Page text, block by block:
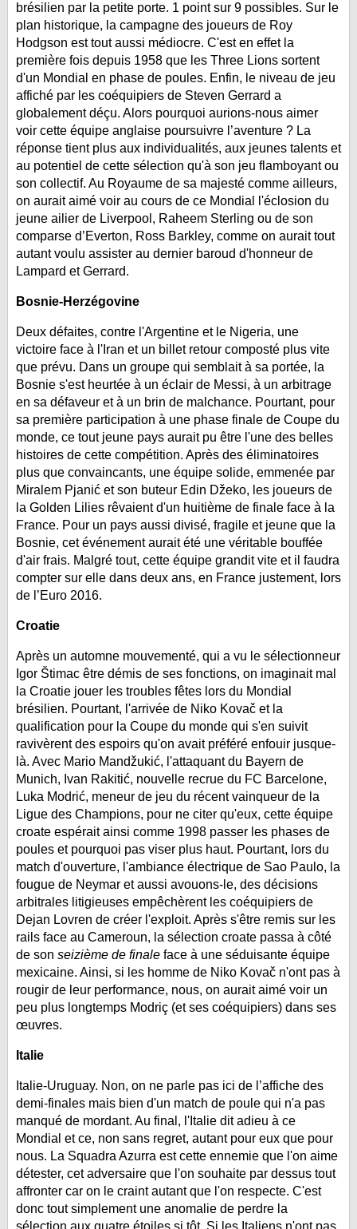
brésilien par la petite porte. 1 point sur 9 possibles. Sur le
plan historique, la campagne des joueurs de Roy
Hodgson est tout aussi médiocre. C'est en effet la
première fois depuis 1958 que les Three Lions sortent
d'un Mondial en phase de poules. Enfin, le niveau de jeu
affiché par les coéquipiers de Steven Gerrard a
globalement déçu. Alors pourquoi aurions-nous aimer
voir cette équipe anglaise poursuivre l’aventure ? La
réponse tient plus aux individualités, aux jeunes talents et
au potentiel de cette sélection qu'à son jeu flamboyant ou
son collectif. Au Royaume de sa majesté comme ailleurs,
on aurait aimé voir au cours de ce Mondial l'éclosion du
jeune ailier de Liverpool, Raheem Sterling ou de son
comparse d’Everton, Ross Barkley, comme on aurait tout
autant voulu assister au dernier baroud d'honneur de
Lampard et Gerrard.
Bosnie-Herzégovine
Deux défaites, contre l'Argentine et le Nigeria, une
victoire face à l'Iran et un billet retour composté plus vite
que prévu. Dans un groupe qui semblait à sa portée, la
Bosnie s'est heurtée à un éclair de Messi, à un arbitrage
en sa défaveur et à un brin de malchance. Pourtant, pour
sa première participation à une phase finale de Coupe du
monde, ce tout jeune pays aurait pu être l'une des belles
histoires de cette compétition. Après des éliminatoires
plus que convaincants, une équipe solide, emmenée par
Miralem Pjanić et son buteur Edin Džeko, les joueurs de
la Golden Lilies rêvaient d'un huitième de finale face à la
France. Pour un pays aussi divisé, fragile et jeune que la
Bosnie, cet événement aurait été une véritable bouffée
d'air frais. Malgré tout, cette équipe grandit vite et il faudra
compter sur elle dans deux ans, en France justement, lors
de l’Euro 2016.
Croatie
Après un automne mouvementé, qui a vu le sélectionneur
Igor Štimac être démis de ses fonctions, on imaginait mal
la Croatie jouer les troubles fêtes lors du Mondial
brésilien. Pourtant, l'arrivée de Niko Kovač et la
qualification pour la Coupe du monde qui s'en suivit
ravivèrent des espoirs qu'on avait préféré enfouir jusque-
là. Avec Mario Mandžukić, l'attaquant du Bayern de
Munich, Ivan Rakitić, nouvelle recrue du FC Barcelone,
Luka Modrić, meneur de jeu du récent vainqueur de la
Ligue des Champions, pour ne citer qu'eux, cette équipe
croate espérait ainsi comme 1998 passer les phases de
poules et pourquoi pas viser plus haut. Pourtant, lors du
match d'ouverture, l'ambiance électrique de Sao Paulo, la
fougue de Neymar et aussi avouons-le, des décisions
arbitrales litigieuses empêchèrent les coéquipiers de
Dejan Lovren de créer l'exploit. Après s'être remis sur les
rails face au Cameroun, la sélection croate passa à côté
de son seizième de finaleface à une séduisante équipe
mexicaine. Ainsi, si les homme de Niko Kovač n'ont pas à
rougir de leur performance, nous, on aurait aimé voir un
peu plus longtemps Modriç (et ses coéquipiers) dans ses
œuvres.
Italie
Italie-Uruguay. Non, on ne parle pas ici de l’affiche des
demi-finales mais bien d'un match de poule qui n'a pas
manqué de mordant. Au final, l'Italie dit adieu à ce
Mondial et ce, non sans regret, autant pour eux que pour
nous. La Squadra Azurra est cette ennemie que l'on aime
détester, cet adversaire que l'on souhaite par dessus tout
affronter car on le craint autant que l'on respecte. C'est
donc tout simplement une anomalie de perdre la